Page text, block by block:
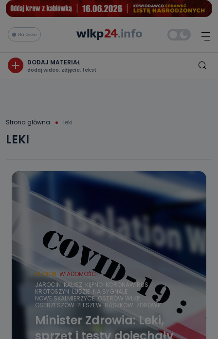
Na żywo
DODAJ MATERIAŁ
dodaj wideo, zdjęcie, tekst
Strona główna leki
LEKI
REGION WIADOMOŚCI
JAROCIN KALISZ KĘPNO KORONAWIRUS
KROTOSZYN LUDZIE NA SYGNALE
NOWE SKALMIERZYCE OSTRÓW WLKP.
OSTRZESZÓW PLESZEW RASZKÓW ZDROWIE
Minister Zdrowia: Leki,